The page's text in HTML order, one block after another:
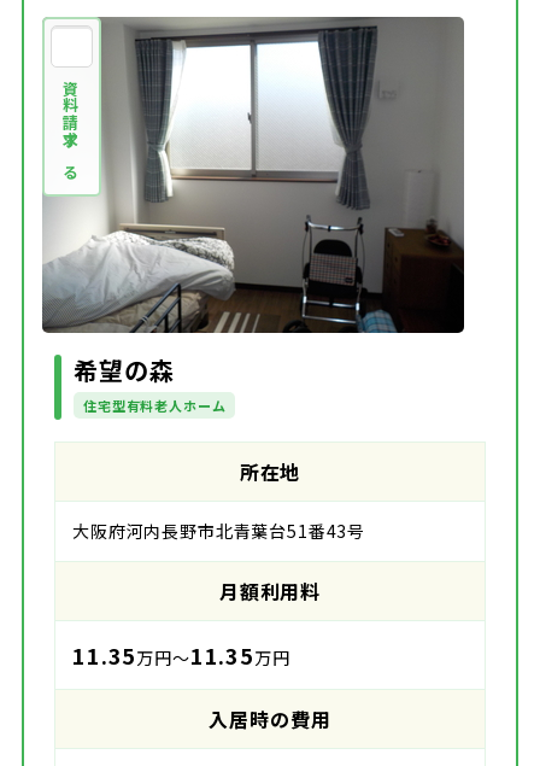
資料請求する
希望の森
住宅型有料老人ホーム
所在地
大阪府河内長野市北青葉台51番43号
月額利用料
11.35万円～11.35万円
入居時の費用